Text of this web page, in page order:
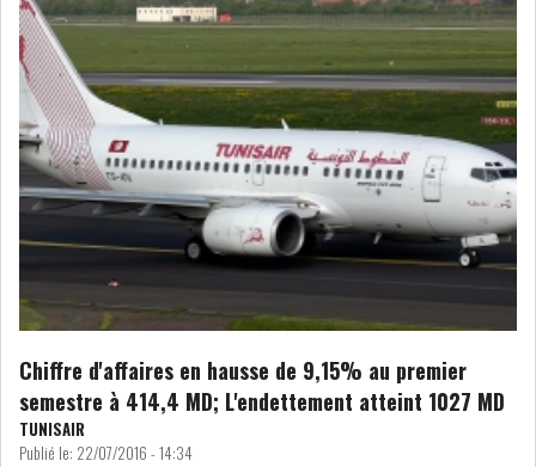
GRAPHIQUE DU TUNINDEX
RSS ANALYSES QUOTIDIENNES
RSS ANALYSES HEBDOMADAIRES
RSS ZOOMS
SECTEURS
ASSURANCES PHARMACEUTIQUE
BANCAIRE
Chiffre d'affaires en hausse de 9,15% au premier
semestre à 414,4 MD; L'endettement atteint 1027 MD
TUNISAIR
Publié le: 22/07/2016 - 14:34